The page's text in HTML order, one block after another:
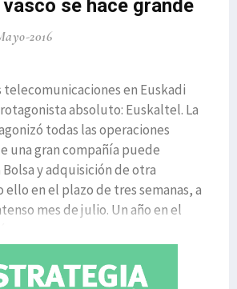
se hace grande
2016
telecomunicaciones en Euskadi
absoluto: Euskaltel. La
todas las operaciones
una gran compañía puede
Bolsa y adquisición de otra
en el plazo de tres semanas, a
mes de julio. Un año en el